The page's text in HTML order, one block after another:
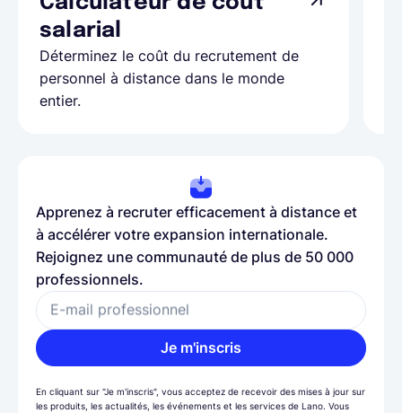
salarial
Déterminez le coût du recrutement de
personnel à distance dans le monde
entier.
Apprenez à recruter efficacement à distance et
à accélérer votre expansion internationale.
Rejoignez une communauté de plus de 50 000
professionnels.
E-mail professionnel
Je m'inscris
En cliquant sur "Je m'inscris", vous acceptez de recevoir des mises à jour sur
les produits, les actualités, les événements et les services de Lano. Vous